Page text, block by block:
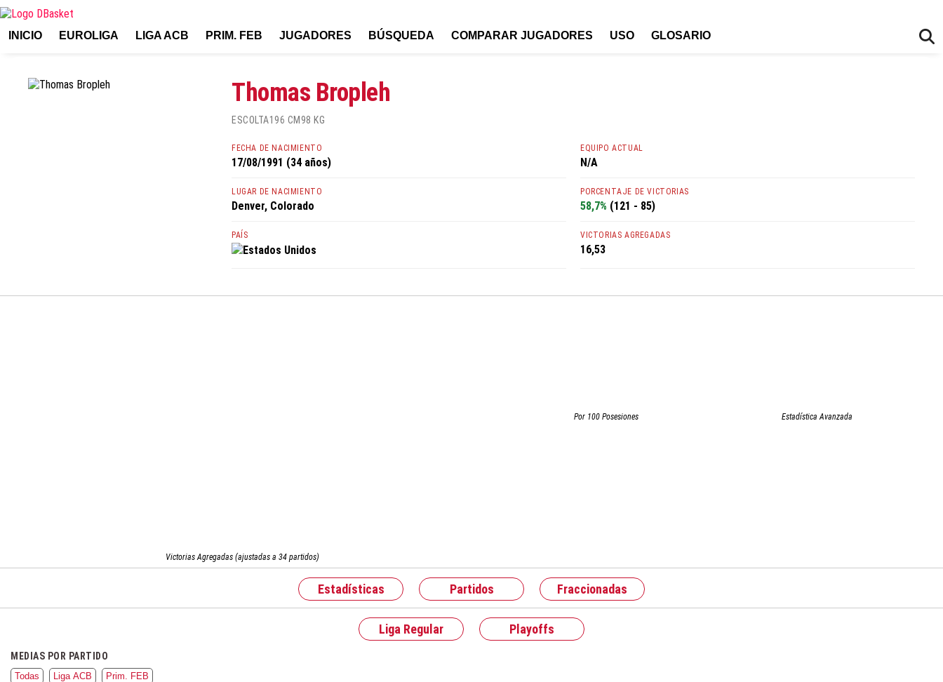
INICIO EUROLIGA LIGA ACB PRIM. FEB JUGADORES BÚSQUEDA COMPARAR JUGADORES USO GLOSARIO
Thomas Bropleh
ESCOLTA196 CM 98 KG
FECHA DE NACIMIENTO
17/08/1991 (34 años)
LUGAR DE NACIMIENTO
Denver, Colorado
PAÍS
Estados Unidos
EQUIPO ACTUAL
N/A
PORCENTAJE DE VICTORIAS
58,7% (121 - 85)
VICTORIAS AGREGADAS
16,53
Victorias Agregadas (ajustadas a 34 partidos)
Por 100 Posesiones Estadística Avanzada
Estadísticas Partidos Fraccionadas
Liga Regular Playoffs
MEDIAS POR PARTIDO
Todas Liga ACB Prim. FEB